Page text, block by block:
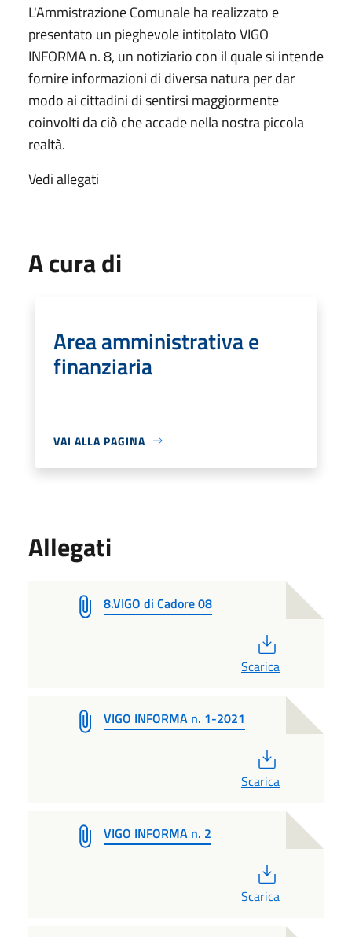
L'Ammistrazione Comunale ha realizzato e
presentato un pieghevole intitolato VIGO
INFORMA n. 8, un notiziario con il quale si intende
fornire informazioni di diversa natura per dar
modo ai cittadini di sentirsi maggiormente
coinvolti da ciò che accade nella nostra piccola
realtà.
Vedi allegati
A cura di
Area amministrativa e
finanziaria
VAI ALLA PAGINA
Allegati
8.VIGO di Cadore 08
Scarica
VIGO INFORMA n. 1-2021
Scarica
VIGO INFORMA n. 2
Scarica